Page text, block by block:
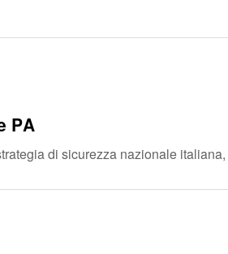
PA
di sicurezza nazionale italiana,